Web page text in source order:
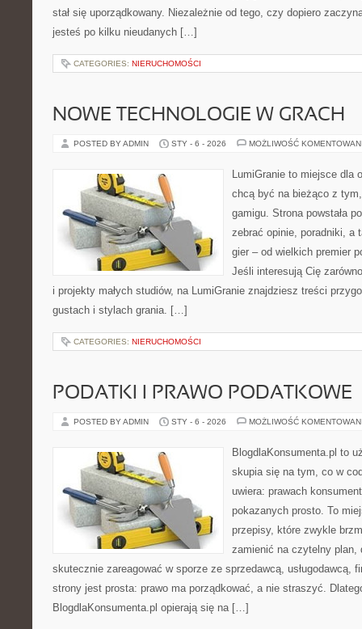
stał się uporządkowany. Niezależnie od tego, czy dopiero
jesteś po kilku nieudanych […]
CATEGORIES: NIERUCHOMOŚCI
NOWE TECHNOLOGIE W GRACH
POSTED BY ADMIN STY - 6 - 2026 MOŻLIWOŚĆ
LumiGranie to miejsce dla
chcą być na bieżąco z
gamigu. Strona powstała
zebrać opinie, poradniki, a
gier – od wielkich premier
Jeśli interesują Cię
i projekty małych studiów, na LumiGranie znajdziesz treści
gustach i stylach grania. […]
CATEGORIES: NIERUCHOMOŚCI
PODATKI I PRAWO PODATKOWE
POSTED BY ADMIN STY - 6 - 2026 MOŻLIWOŚĆ
BlogdlaKonsumenta.pl to
skupia się na tym, co w
uwiera: prawach
pokazanych prosto. To
przepisy, które zwykle
zamienić na czytelny plan,
skutecznie zareagować w sporze ze sprzedawcą, usługodawcą,
strony jest prosta: prawo ma porządkować, a nie straszyć.
BlogdlaKonsumenta.pl opierają się na […]